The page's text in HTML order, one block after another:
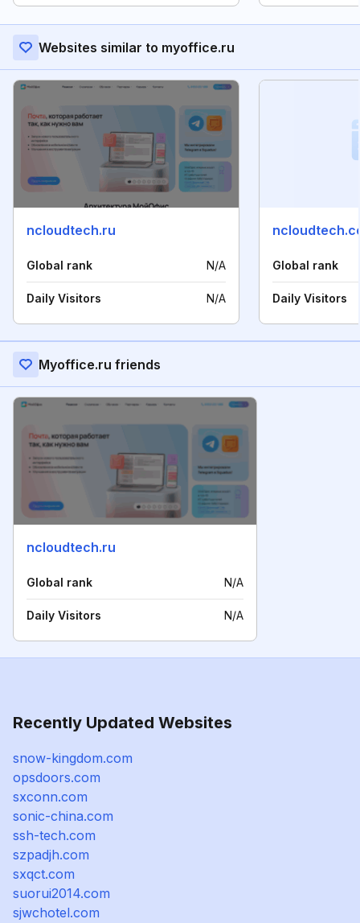
Websites similar to myoffice.ru
ncloudtech.ru
Global rank N/A
Daily Visitors N/A
Global rank
Daily Visitors
Myoffice.ru friends
ncloudtech.ru
Global rank N/A
Daily Visitors N/A
Recently Updated Websites
snow-kingdom.com
opsdoors.com
sxconn.com
sonic-china.com
ssh-tech.com
szpadjh.com
sxqct.com
suorui2014.com
sjwchotel.com